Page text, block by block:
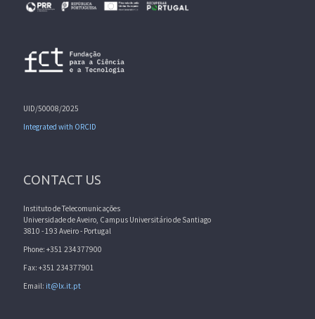
UID/50008/2025
Integrated with ORCID
CONTACT US
Instituto de Telecomunicações
Universidade de Aveiro, Campus Universitário de Santiago
3810 - 193 Aveiro - Portugal
Phone: +351 234377900
Fax: +351 234377901
Email: it@lx.it.pt